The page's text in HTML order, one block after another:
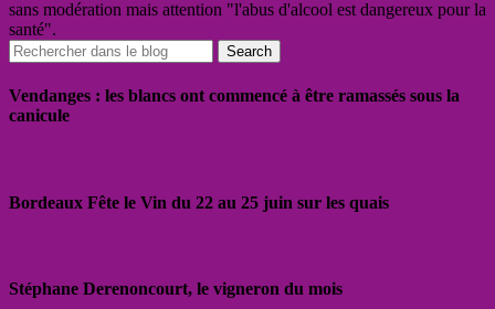
sans modération mais attention "l'abus d'alcool est dangereux pour la
santé".
Vendanges : les blancs ont commencé à être ramassés sous la
canicule
Bordeaux Fête le Vin du 22 au 25 juin sur les quais
Stéphane Derenoncourt, le vigneron du mois